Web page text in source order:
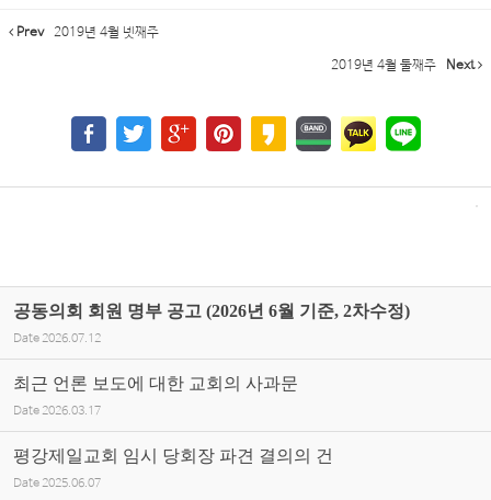
Prev 2019년 4월 넷째주
2019년 4월 둘째주 Next
공동의회 회원 명부 공고 (2026년 6월 기준, 2차수정)
Date 2026.07.12
최근 언론 보도에 대한 교회의 사과문
Date 2026.03.17
평강제일교회 임시 당회장 파견 결의의 건
Date 2025.06.07